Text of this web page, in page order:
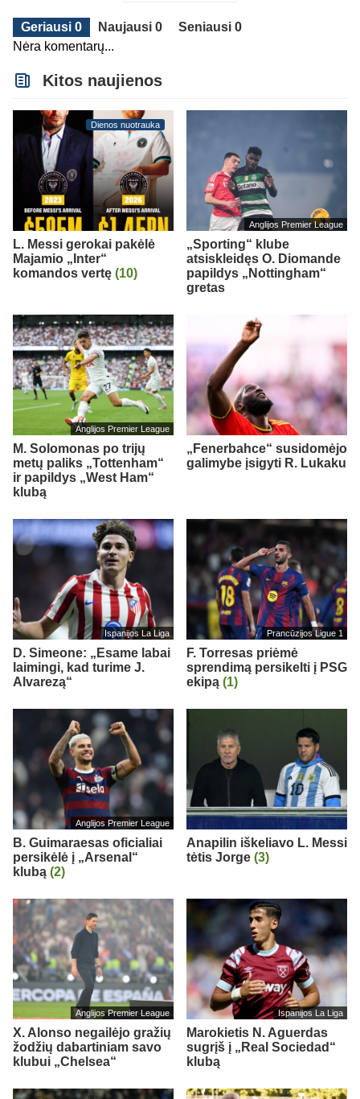
Geriausi 0 Naujausi 0
Seniausi 0
Nėra komentarų...
Kitos naujienos
Dienos nuotrauka
L. Messi gerokai pakėlė
Majamio „Inter“
komandos vertę (10)
Anglijos Premier League
„Sporting“ klube
atsiskleidęs O. Diomande
papildys „Nottingham“
gretas
Anglijos Premier League
M. Solomonas po trijų
metų paliks „Tottenham“
ir papildys „West Ham“
klubą
„Fenerbahce“ susidomėjo
galimybe įsigyti R. Lukaku
Ispanijos La Liga
D. Simeone: „Esame labai
laimingi, kad turime J.
Alvarezą“
Prancūzijos Ligue 1
F. Torresas priėmė
sprendimą persikelti į PSG
ekipą (1)
Anglijos Premier League
B. Guimaraesas oficialiai
persikėlė į „Arsenal“
klubą (2)
Anapilin iškeliavo L. Messi
tėtis Jorge (3)
Anglijos Premier League
X. Alonso negailėjo gražių
žodžių dabartiniam savo
klubui „Chelsea“
Ispanijos La Liga
Marokietis N. Aguerdas
sugrįš į „Real Sociedad“
klubą